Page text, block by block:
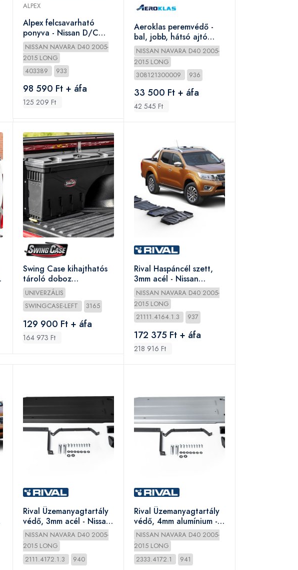
ALPEX
Alpex felcsavarható
ponyva - Nissan D/C
2010-2015
NISSAN NAVARA D40 2005-
2015 LONG
403389
933
98 590 Ft + áfa
125 209 Ft
Aeroklas peremvédő -
bal, jobb, hátsó ajtó
peremre - Nissan D/C
2010-2015
NISSAN NAVARA D40 2005-
2015 LONG
308121300009
936
33 500 Ft + áfa
42 545 Ft
Swing Case kihajthatós
tároló doboz
vezetőoldali (bal)
UNIVERZÁLIS
SWINGCASE-LEFT
3165
129 900 Ft + áfa
164 973 Ft
Rival Haspáncél szett,
3mm acél - Nissan
Navara 2005-
NISSAN NAVARA D40 2005-
2015 LONG
21111.4164.1.3
937
172 375 Ft + áfa
218 916 Ft
Rival Üzemanyagtartály
védő, 3mm acél - Nissan
Navara 2005-
NISSAN NAVARA D40 2005-
2015 LONG
2111.4172.1.3
940
Rival Üzemanyagtartály
védő, 4mm alumínium -
Nissan Navara 2005-
NISSAN NAVARA D40 2005-
2015 LONG
2333.4172.1
941